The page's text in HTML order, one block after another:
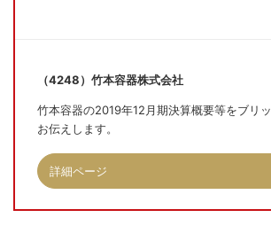
（4248）竹本容器株式会社
竹本容器の2019年12月期決算概要等をブリ
お伝えします。
詳細ページ